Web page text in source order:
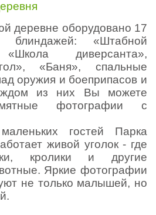
деревне оборудовано 17
блиндажей: «Штабной
диверсанта»,
«Баня», спальные
оружия и боеприпасов и
из них Вы можете
фотографии с
гостей Парка
живой уголок - где
кролики и другие
Яркие фотографии
не только малышей, но